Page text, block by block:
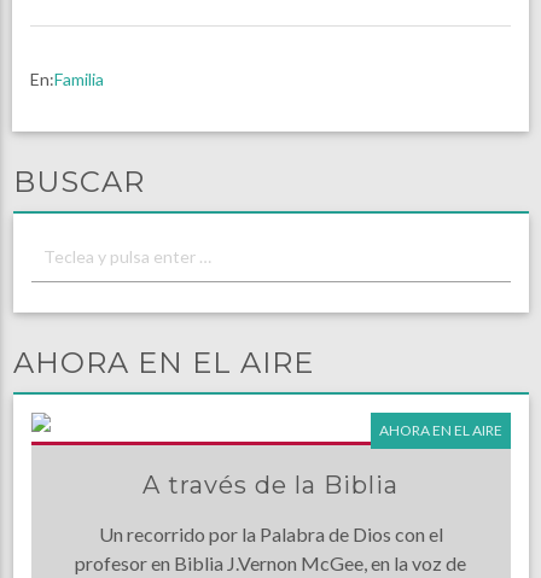
En:Familia
BUSCAR
AHORA EN EL AIRE
AHORA EN EL AIRE
A través de la Biblia
Un recorrido por la Palabra de Dios con el
profesor en Biblia J.Vernon McGee, en la voz de